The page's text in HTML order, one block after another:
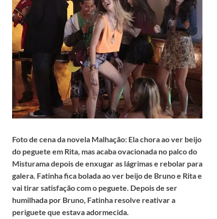
Foto de cena da novela Malhação: Ela chora ao ver beijo
do peguete em Rita, mas acaba ovacionada no palco do
Misturama depois de enxugar as lágrimas e rebolar para
galera. Fatinha fica bolada ao ver beijo de Bruno e Rita e
vai tirar satisfação com o peguete. Depois de ser
humilhada por Bruno, Fatinha resolve reativar a
periguete que estava adormecida.